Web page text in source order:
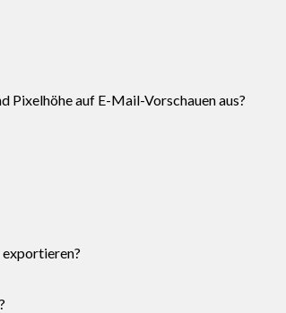
auf E-Mail-Vorschauen aus?
exportieren?